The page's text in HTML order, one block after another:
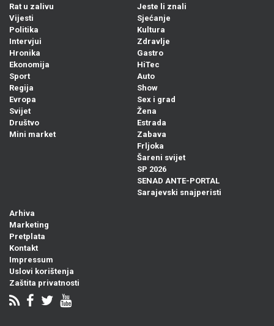
Rat u zalivu
Vijesti
Politika
Intervjui
Hronika
Ekonomija
Sport
Regija
Evropa
Svijet
Društvo
Mini market
Jeste li znali
Sjećanje
Kultura
Zdravlje
Gastro
HiTec
Auto
Show
Sex i grad
Žena
Estrada
Zabava
Frljoka
Šareni svijet
SP 2026
SENAD ANTE-PORTAL
Sarajevski snajperisti
Arhiva
Marketing
Pretplata
Kontakt
Impressum
Uslovi korištenja
Zaštita privatnosti